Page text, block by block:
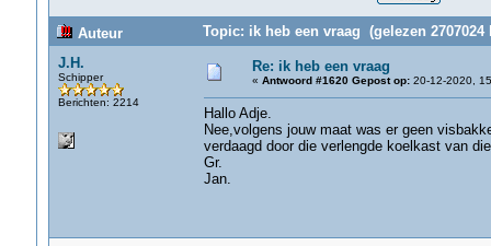
Auteur
Topic: ik heb een vraag (gelezen 2707024
J.H.
Schipper
Berichten: 2214
Re: ik heb een vraag
« Antwoord #1620 Gepost op:20-12-2020,
Hallo Adje.
Nee,volgens jouw maat was er geen
verdaagd door die verlengde koelkast van
Gr.
Jan.